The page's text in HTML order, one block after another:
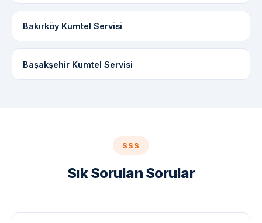
Bakırköy Kumtel Servisi
Başakşehir Kumtel Servisi
SSS
Sık Sorulan Sorular